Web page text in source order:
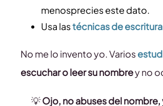
menosprecies este dato.
Usa lastécnicas de
No me lo invento yo. Varios
escuchar o leer su nombrey no
💡Ojo, no abuses del